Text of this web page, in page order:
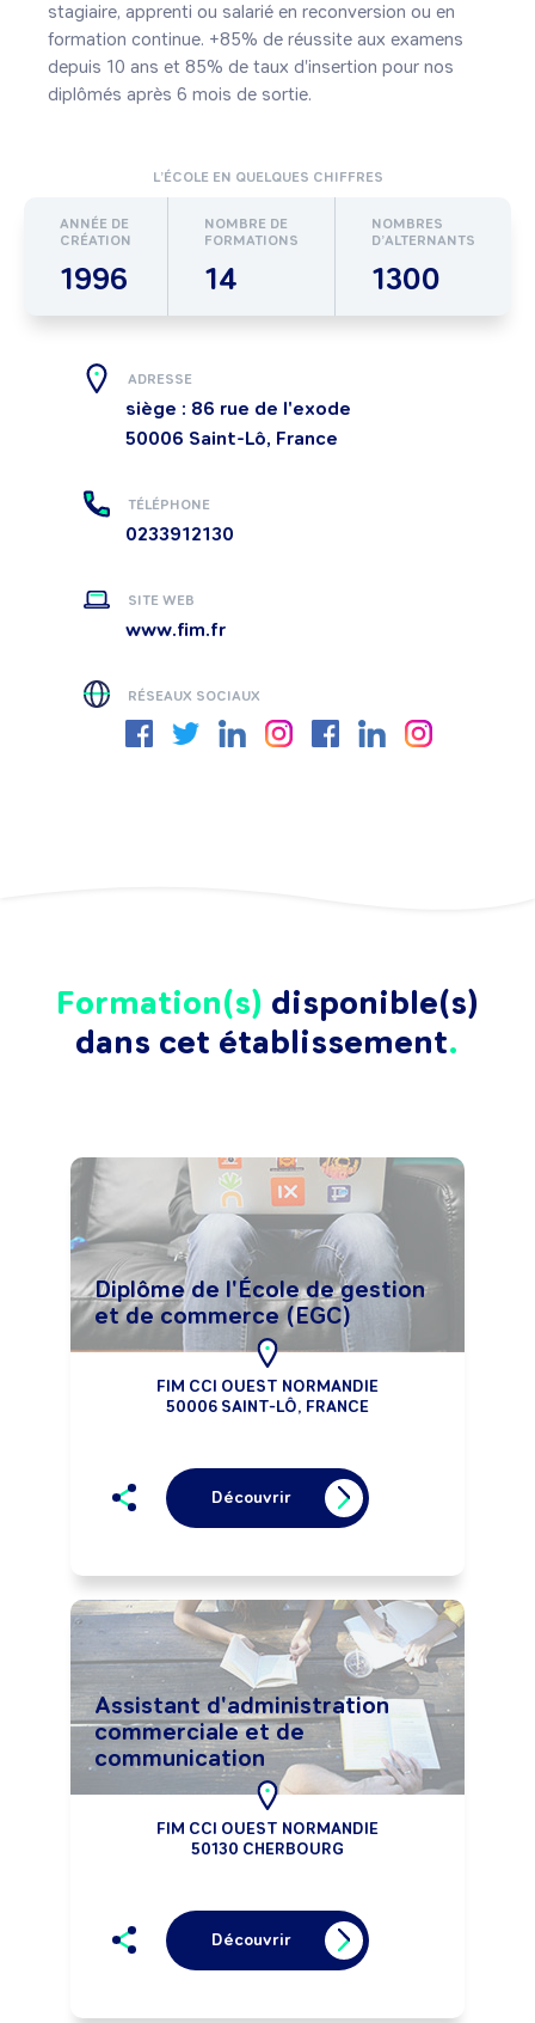
stagiaire, apprenti ou salarié en reconversion ou en
formation continue. +85% de réussite aux examens
depuis 10 ans et 85% de taux d'insertion pour nos
diplômés après 6 mois de sortie.
L’ÉCOLE EN QUELQUES CHIFFRES
ANNÉE DE
CRÉATION
1996
NOMBRE DE
FORMATIONS
14
NOMBRES
D’ALTERNANTS
1300
ADRESSE
siège : 86 rue de l'exode
50006 Saint-Lô, France
TÉLÉPHONE
0233912130
SITE WEB
www.fim.fr
RÉSEAUX SOCIAUX
Formation(s) disponible(s)
dans cet établissement
Diplôme de l'École de gestion
et de commerce (EGC)
FIM CCI OUEST NORMANDIE
50006 SAINT-LÔ, FRANCE
Découvrir
Assistant d'administration
commerciale et de
communication
FIM CCI OUEST NORMANDIE
50130 CHERBOURG
Découvrir